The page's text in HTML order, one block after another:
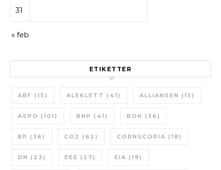
31
« feb
ETIKETTER
ABF (15) ALEKLETT (41) ALLIANSEN (15)
ASPO (101) BNP (41) BOK (36)
BP (36) CO2 (62) CORNUCOPIA (18)
DN (23) EEE (27) EIA (19)